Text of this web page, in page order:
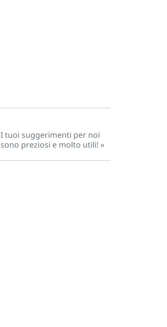
I tuoi suggerimenti per noi
sono preziosi e molto utili! »